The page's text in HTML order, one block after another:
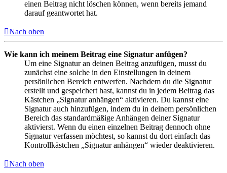
einen Beitrag nicht löschen können, wenn bereits jemand
darauf geantwortet hat.
Nach oben
Wie kann ich meinem Beitrag eine Signatur anfügen?
Um eine Signatur an deinen Beitrag anzufügen, musst du
zunächst eine solche in den Einstellungen in deinem
persönlichen Bereich entwerfen. Nachdem du die Signatur
erstellt und gespeichert hast, kannst du in jedem Beitrag das
Kästchen „Signatur anhängen“ aktivieren. Du kannst eine
Signatur auch hinzufügen, indem du in deinem persönlichen
Bereich das standardmäßige Anhängen deiner Signatur
aktivierst. Wenn du einen einzelnen Beitrag dennoch ohne
Signatur verfassen möchtest, so kannst du dort einfach das
Kontrollkästchen „Signatur anhängen“ wieder deaktivieren.
Nach oben